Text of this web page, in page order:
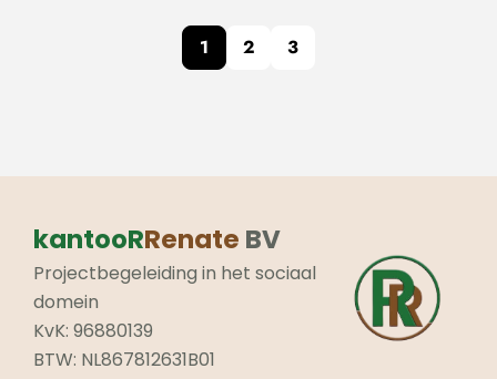
1 2 3
kantooRRenate BV
Projectbegeleiding in het sociaal
domein
KvK: 96880139
BTW: NL867812631B01